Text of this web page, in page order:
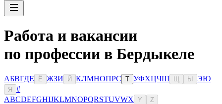
Работа и вакансии
по профессии в Бердыкеле
АБВГДЕ Ё ЖЗИ Й КЛМНОПРС Т УФХЦЧШ Ы ЭЮ
Я
#
ABCDEFGHIJKLMNOPQRSTUVWX Y Z